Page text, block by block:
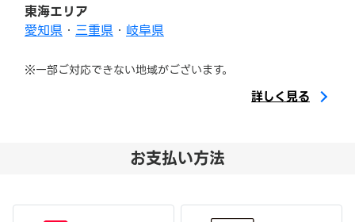
東海エリア
愛知県 ・ 三重県 ・ 岐阜県
※一部ご対応できない地域がございます。
詳しく見る
お支払い方法